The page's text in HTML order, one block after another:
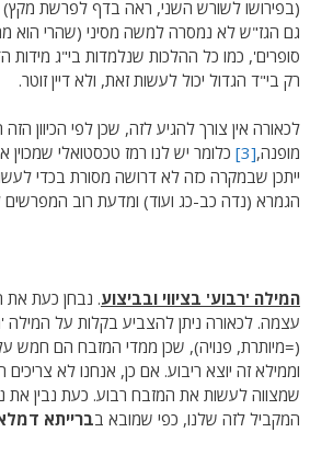
(בפירושו לשורש השני, ראה בדף לפרשת
גם הגז"ש לא נמסרה למשה מסיני (שהרי הוא
סופרים', כמו כל ההלכות שנלמדות בי"ג
רק בי"ד הגדול יכול לעשות זאת, ולא דיין זוטר.
לכאורה אין צורך להגיע לזה, שכן לפי הכיוון
מופנה,[3]
כלומר יש לנו רמז טכסטואלי שמכוין
ייתכן שבמקרה כזה לא דרושה מסורת בכדי
הגמרא (נדה כב-כג ועוד) ומדעת רוב
המילה 'רבוע' בציווי ובביצוע. נבחן כעת את
עצמה. לכאורה ניתן להצביע בקלות על המילה
(=מיותרת, פנויה), שכן ממדי המזבח הם חמש
וממילא זה יוצא ריבוע. אם כן, אנחנו לא
שמצווה לעשות את המזבח רבוע. כעת נבין את
המקביל לזה שלנו, כפי שמובא בברייתא